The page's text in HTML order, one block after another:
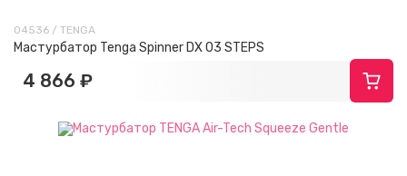
04536 / TENGA
Мастурбатор Tenga Spinner DX 03 STEPS
4 866 ₽